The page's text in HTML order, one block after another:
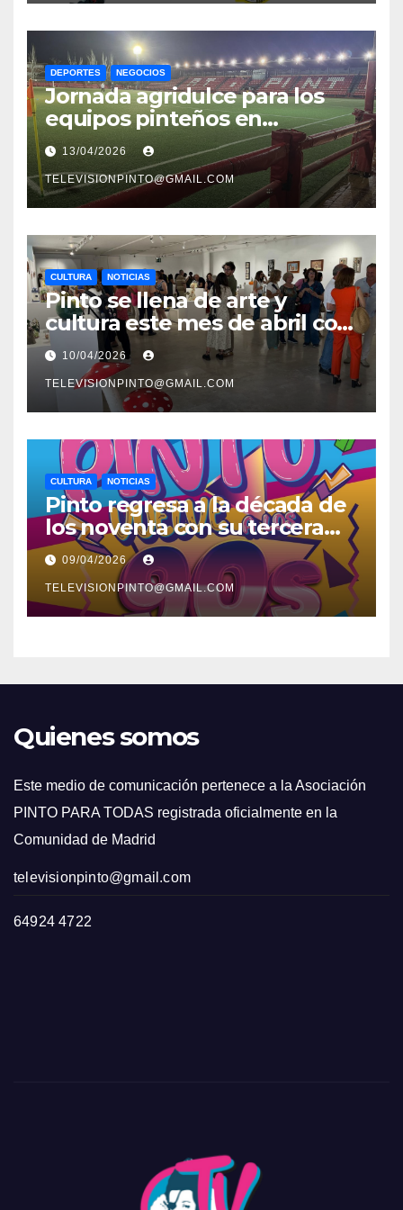
DEPORTES NEGOCIOS
Jornada agridulce para los
equipos pinteños en
Preferente con el liderato del
Atlético de Pinto bajo
amenaza
13/04/2026
TELEVISIONPINTO@GMAIL.COM
CULTURA NOTICIAS
Pinto se llena de arte y
cultura este mes de abril con
una variada programación de
exposiciones y espectáculos
10/04/2026
TELEVISIONPINTO@GMAIL.COM
CULTURA NOTICIAS
Pinto regresa a la década de
los noventa con su tercera
feria temática y deportiva
09/04/2026
TELEVISIONPINTO@GMAIL.COM
Quienes somos
Este medio de comunicación pertenece a la Asociación
PINTO PARA TODAS registrada oficialmente en la
Comunidad de Madrid
televisionpinto@gmail.com
64924 4722